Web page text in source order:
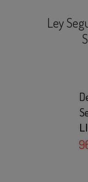
Ley